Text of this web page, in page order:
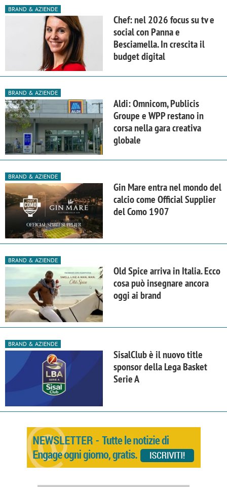
BRAND & AZIENDE
Chef: nel 2026 focus su tv e
social con Panna e
Besciamella. In crescita il
budget digital
BRAND & AZIENDE
Aldi: Omnicom, Publicis
Groupe e WPP restano in
corsa nella gara creativa
globale
BRAND & AZIENDE
Gin Mare entra nel mondo del
calcio come Official Supplier
del Como 1907
BRAND & AZIENDE
Old Spice arriva in Italia. Ecco
cosa può insegnare ancora
oggi ai brand
BRAND & AZIENDE
SisalClub è il nuovo title
sponsor della Lega Basket
Serie A